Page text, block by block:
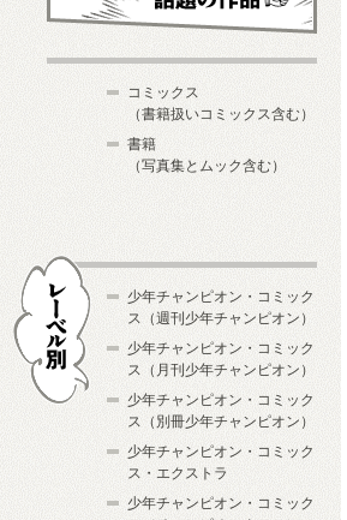
コミックス
（書籍扱いコミックス含む）
書籍
（写真集とムック含む）
少年チャンピオン・コミック
ス（週刊少年チャンピオン）
少年チャンピオン・コミック
ス（月刊少年チャンピオン）
少年チャンピオン・コミック
ス（別冊少年チャンピオン）
少年チャンピオン・コミック
ス・エクストラ
少年チャンピオン・コミック